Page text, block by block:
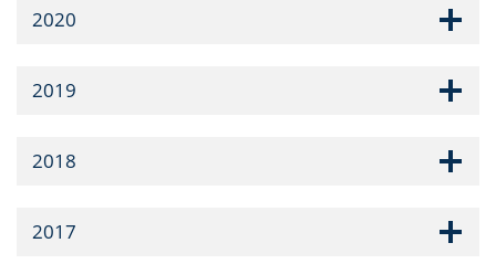
2020
2019
2018
2017